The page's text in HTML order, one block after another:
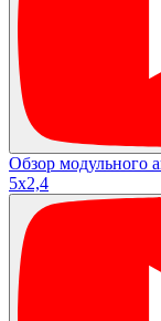
Обзор модульного
5х2,4